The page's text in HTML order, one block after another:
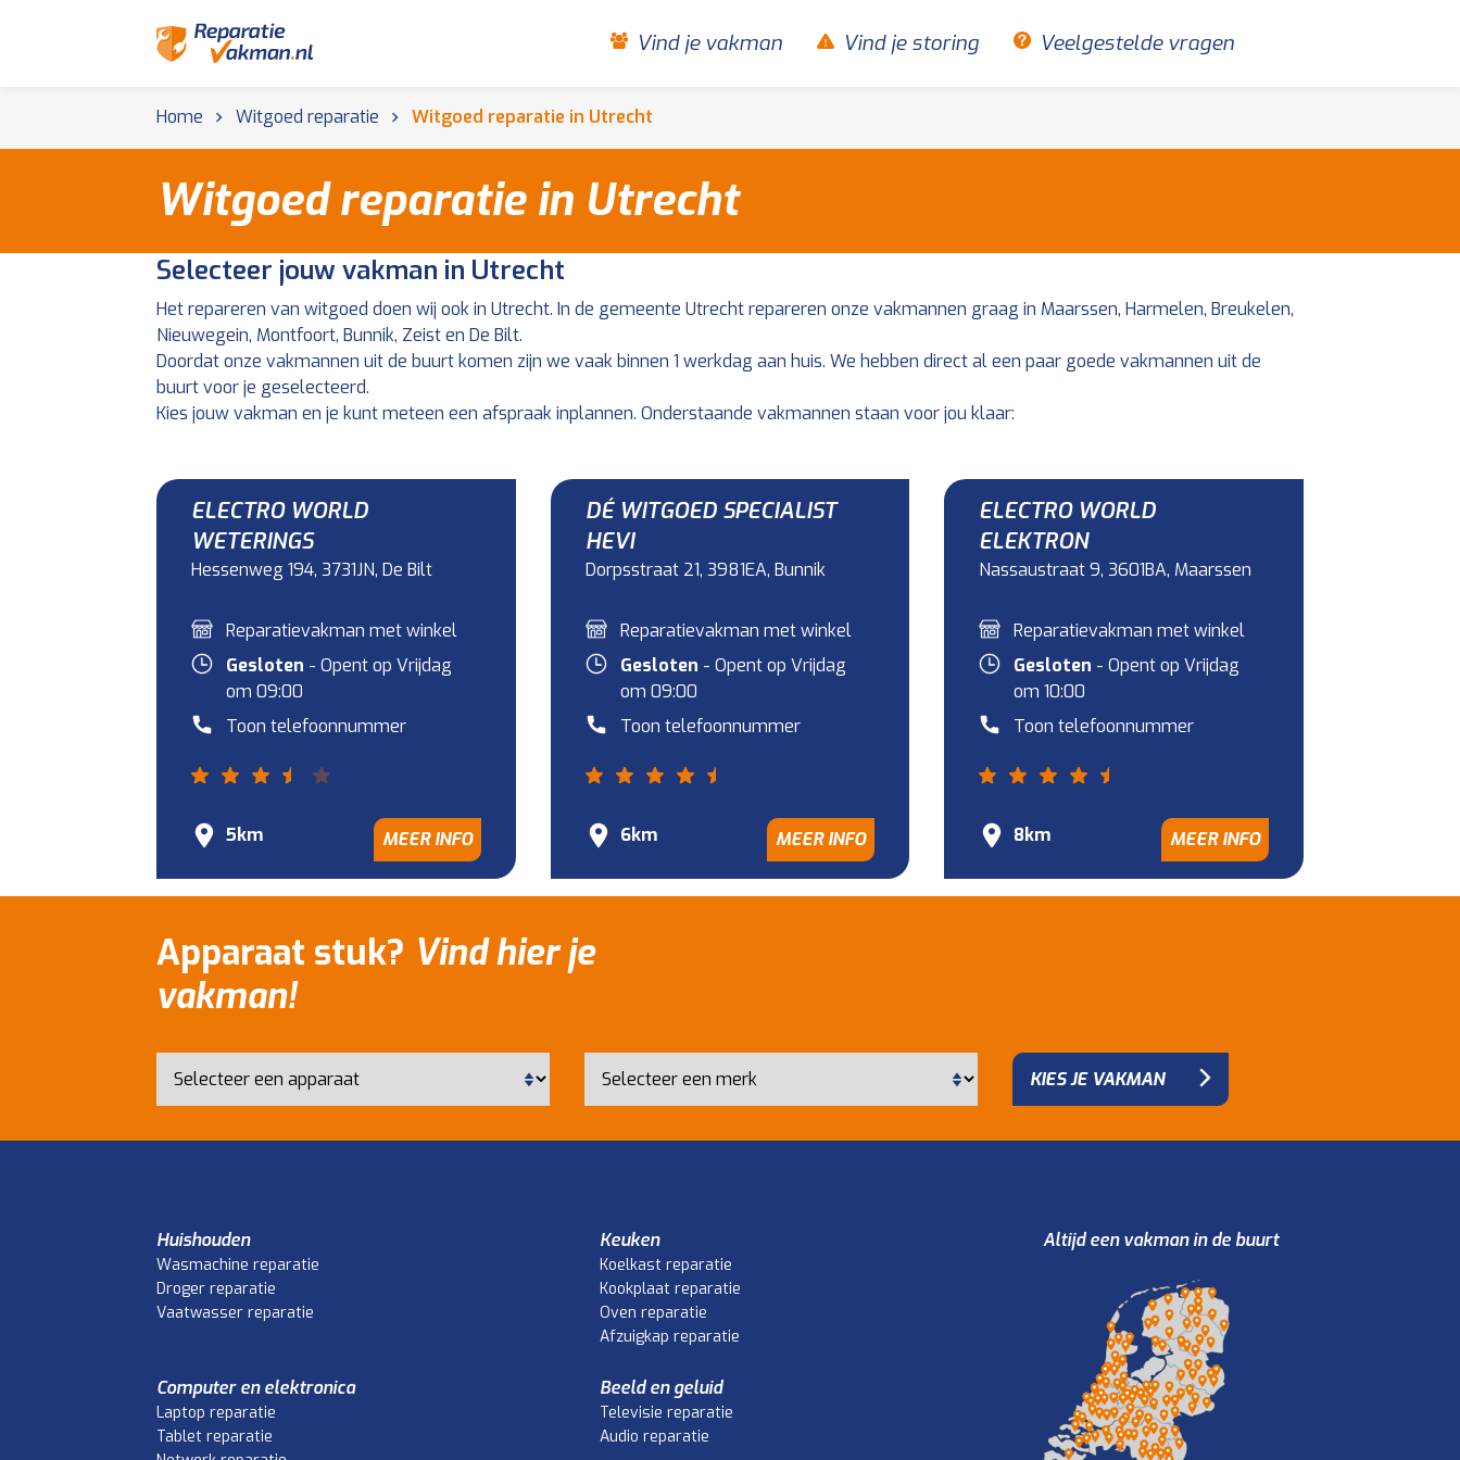
Vind je vakman Vind je storing Veelgestelde vragen
Home Witgoed reparatie Witgoed reparatie in Utrecht
Witgoed reparatie in Utrecht
Selecteer jouw vakman in Utrecht
Het repareren van witgoed doen wij ook in Utrecht. In de gemeente Utrecht repareren onze vakmannen graag in Maarssen, Harmelen, Breukelen,
Nieuwegein, Montfoort, Bunnik, Zeist en De Bilt.
Doordat onze vakmannen uit de buurt komen zijn we vaak binnen 1 werkdag aan huis. We hebben direct al een paar goede vakmannen uit de
buurt voor je geselecteerd.
Kies jouw vakman en je kunt meteen een afspraak inplannen. Onderstaande vakmannen staan voor jou klaar:
ELECTRO WORLD
WETERINGS
Hessenweg 194, 3731JN, De Bilt
Reparatievakman met winkel
Gesloten - Opent op Vrijdag
om 09:00
Toon telefoonnummer
5km MEER INFO
DÉ WITGOED SPECIALIST
HEVI
Dorpsstraat 21, 3981EA, Bunnik
Reparatievakman met winkel
Gesloten - Opent op Vrijdag
om 09:00
Toon telefoonnummer
6km MEER INFO
ELECTRO WORLD
ELEKTRON
Nassaustraat 9, 3601BA, Maarssen
Reparatievakman met winkel
Gesloten - Opent op Vrijdag
om 10:00
Toon telefoonnummer
8km MEER INFO
Apparaat stuk? Vind hier je
vakman!
KIES JE VAKMAN
Huishouden
Wasmachine reparatie
Droger reparatie
Vaatwasser reparatie
Keuken
Koelkast reparatie
Kookplaat reparatie
Oven reparatie
Afzuigkap reparatie
Computer en elektronica
Laptop reparatie
Tablet reparatie
Beeld en geluid
Televisie reparatie
Audio reparatie
Altijd een vakman in de buurt